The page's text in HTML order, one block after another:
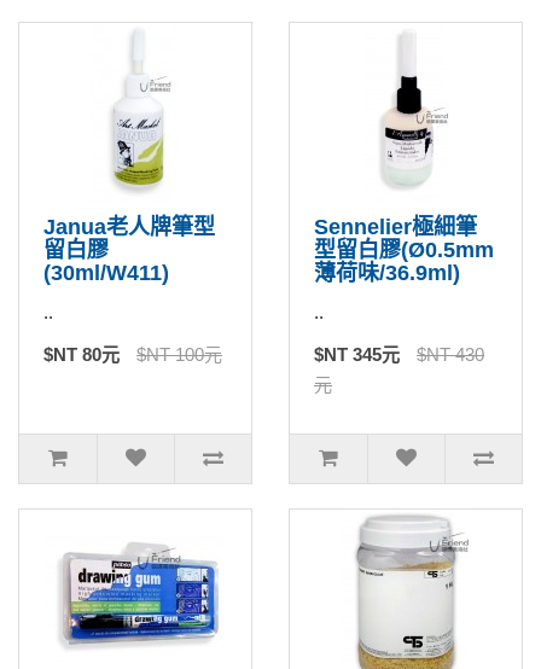
Janua老人牌筆型
留白膠
(30ml/W411)
..
$NT 80元 $NT 100元
Sennelier極細筆
型留白膠(Ø0.5mm
薄荷味/36.9ml)
..
$NT 345元
$NT 430
元